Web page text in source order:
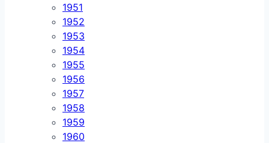
1951
1952
1953
1954
1955
1956
1957
1958
1959
1960